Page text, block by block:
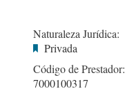
Naturaleza Jurídica:
Privada
Código de Prestador:
7000100317